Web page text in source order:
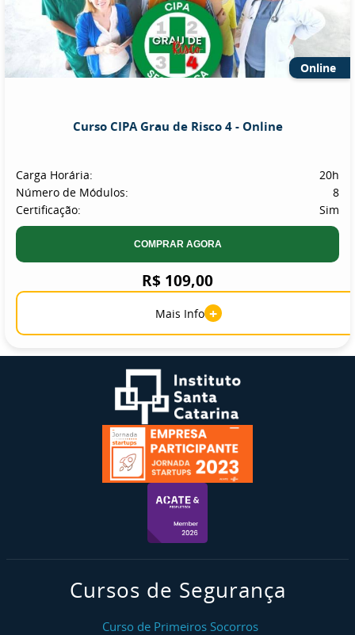
Online
Curso CIPA Grau de Risco 4 - Online
Carga Horária:
20h
Número de Módulos:
8
Certificação:
Sim
COMPRAR AGORA
R$ 109,00
Mais Info +
Cursos de Segurança
Curso de Primeiros Socorros